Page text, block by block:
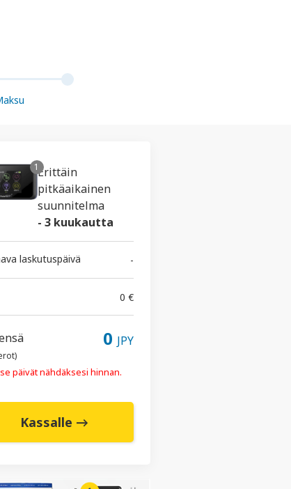
1Erittäin
pitkäaikainen
suunnitelma
- 3 kuukautta
laskutuspäivä -
0 €
0 JPY
päivät nähdäksesi hinnan.
Kassalle →